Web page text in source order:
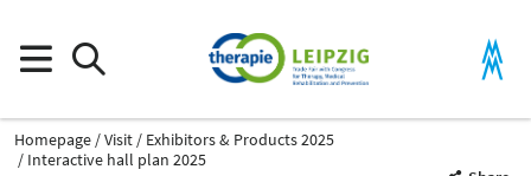
Homepage Visit
Exhibitors & Products 2025
Interactive hall plan 2025